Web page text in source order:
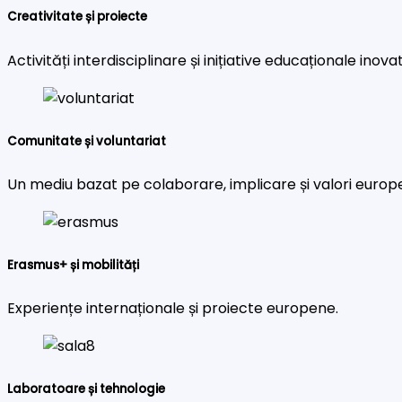
Creativitate și proiecte
Activități interdisciplinare și inițiative educaționale
Comunitate și voluntariat
Un mediu bazat pe colaborare, implicare și valori
Erasmus+ și mobilități
Experiențe internaționale și proiecte europene.
Laboratoare și tehnologie